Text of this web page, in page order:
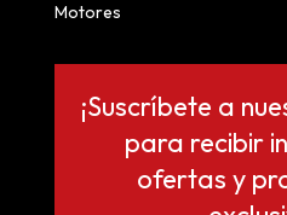
Motores
¡Suscríbete a
para recibir
ofertas y